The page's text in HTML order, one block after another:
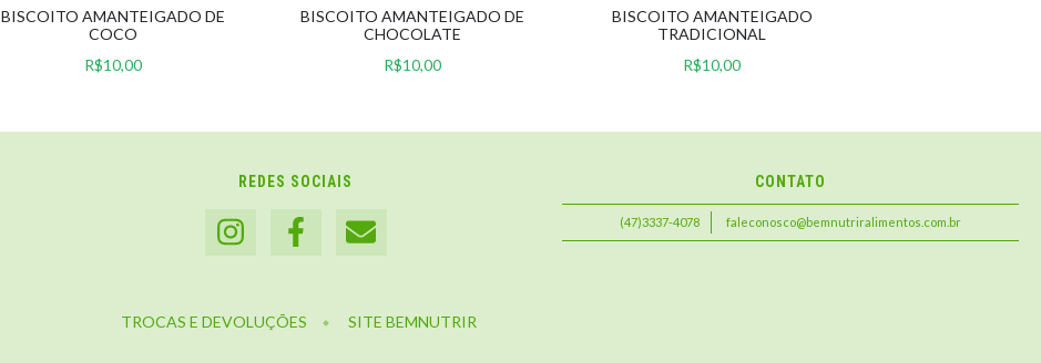
BISCOITO AMANTEIGADO DE
COCO
R$10,00
BISCOITO AMANTEIGADO DE
CHOCOLATE
R$10,00
BISCOITO AMANTEIGADO
TRADICIONAL
R$10,00
REDES SOCIAIS CONTATO
(47)3337-4078 faleconosco@bemnutriralimentos.com.br
TROCAS E DEVOLUÇÕES SITE BEMNUTRIR